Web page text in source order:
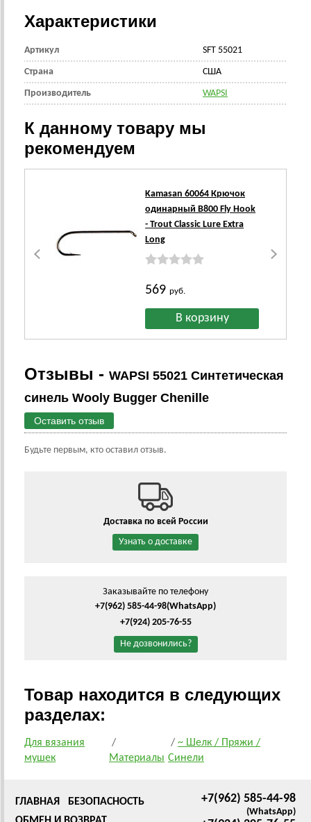
Характеристики
Артикул SFT 55021
Страна CША
Производитель WAPSI
К данному товару мы
рекомендуем
Kamasan 60064 Крючок
одинарный B800 Fly Hook
- Trout Classic Lure Extra
Long
569руб.
Отзывы - WAPSI 55021 Синтетическая
синель Wooly Bugger Chenille
Оставить отзыв
Будьте первым, кто оставил отзыв.
Доставка по всей России
Узнать о доставке
Заказывайте по телефону
+7(962) 585-44-98(WhatsApp)
+7(924) 205-76-55
Не дозвонились?
Товар находится в следующих
разделах:
Для вязания
мушек
/
Материалы
/ ~ Шелк / Пряжи /
Синели
+7(962) 585-44-98
(WhatsApp)
ГЛАВНАЯ
БЕЗОПАСНОСТЬ